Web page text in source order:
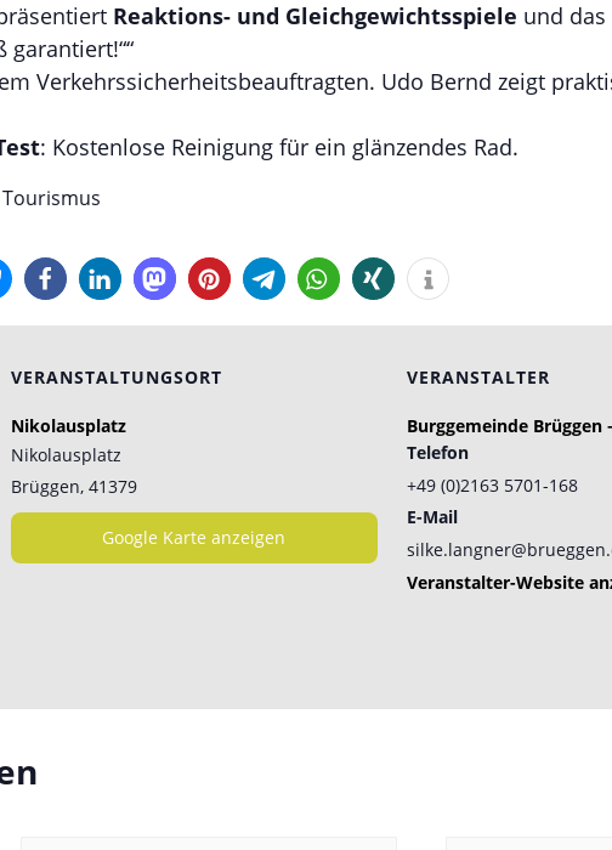
Reaktions- und Gleichgewichtsspiele und das
garantiert!““
Verkehrssicherheitsbeauftragten. Udo Bernd zeigt
: Kostenlose Reinigung für ein glänzendes Rad.
VERANSTALTUNGSORT
Nikolausplatz
Nikolausplatz
Brüggen, 41379
Google Karte anzeigen
VERANSTALTER
Burggemeinde Brüggen
Telefon
+49 (0)2163 5701-168
E-Mail
Veranstalter-Website